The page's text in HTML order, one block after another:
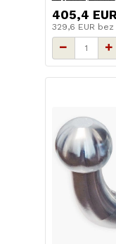
405,4 EUR
329,6 EUR bez